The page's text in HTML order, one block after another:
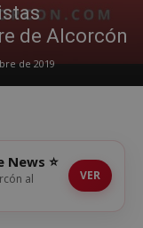
de Alcorcón
de 2019
News ⭐
al
VER